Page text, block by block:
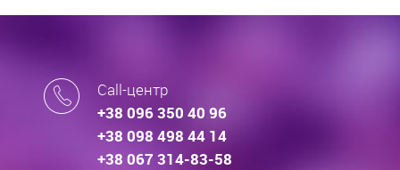
Call-центр
+38 096 350 40 96
+38 098 498 44 14
+38 067 314-83-58